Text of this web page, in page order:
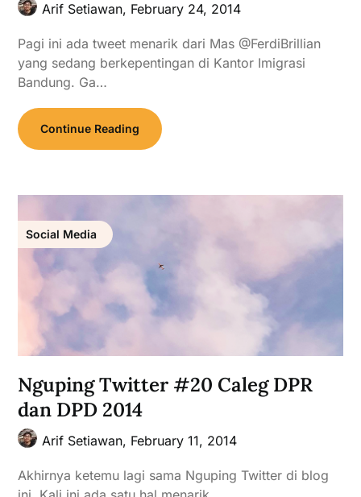
Arif Setiawan, February 24, 2014
Pagi ini ada tweet menarik dari Mas @FerdiBrillian
yang sedang berkepentingan di Kantor Imigrasi
Bandung. Ga…
Continue Reading
Social Media
Nguping Twitter #20 Caleg DPR
dan DPD 2014
Arif Setiawan, February 11, 2014
Akhirnya ketemu lagi sama Nguping Twitter di blog